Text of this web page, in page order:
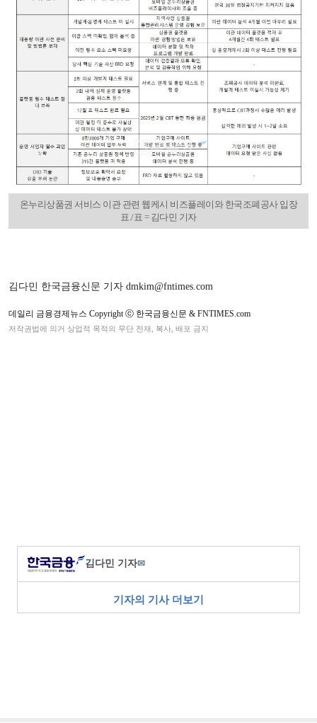
온누리상품권 서비스 이관 관련 웹케시 비즈플레이와 한국조폐공사 입장
표./표 = 김다민 기자
김다민 한국금융신문 기자 dmkim@fntimes.com
데일리 금융경제뉴스 Copyright ⓒ 한국금융신문 & FNTIMES.com
저작권법에 의거 상업적 목적의 무단 전재, 복사, 배포 금지
김다민 기자✉
기자의 기사 더보기